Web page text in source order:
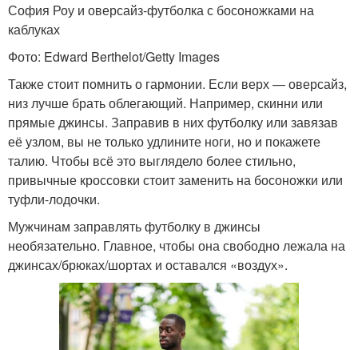
София Роу и оверсайз-футболка с босоножками на
каблуках
Фото: Edward Berthelot/Getty Images
Также стоит помнить о гармонии. Если верх — оверсайз,
низ лучше брать облегающий. Например, скинни или
прямые джинсы. Заправив в них футболку или завязав
её узлом, вы не только удлините ноги, но и покажете
талию. Чтобы всё это выглядело более стильно,
привычные кроссовки стоит заменить на босоножки или
туфли-лодочки.
Мужчинам заправлять футболку в джинсы
необязательно. Главное, чтобы она свободно лежала на
джинсах/брюках/шортах и оставался «воздух».